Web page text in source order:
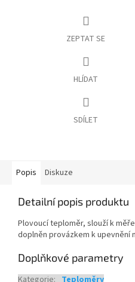
ZEPTAT SE
HLÍDAT
SDÍLET
Popis Diskuze
Detailní popis produktu
Plovoucí teploměr, slouží k
doplněn provázkem k upevnění
Doplňkové parametry
Kategorie: Teploměry